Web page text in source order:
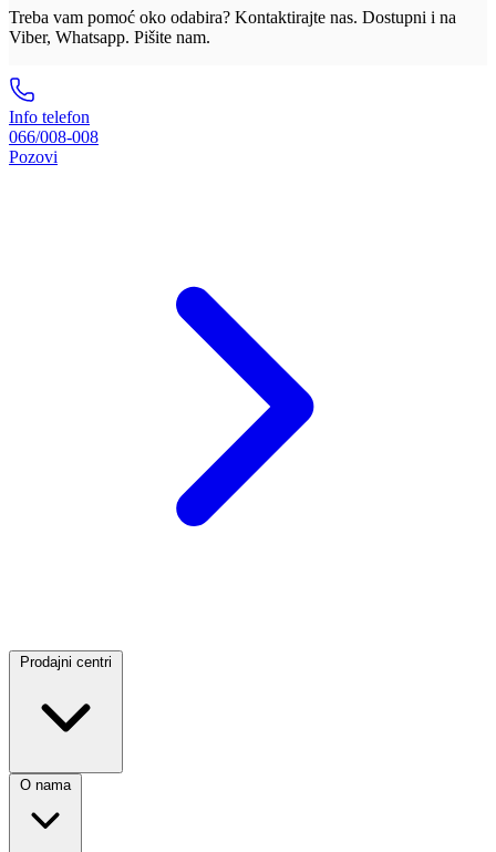
Treba vam pomoć oko odabira? Kontaktirajte nas. Dostupni i na
Viber, Whatsapp. Pišite nam.
Info telefon
066/008-008
Pozovi
Prodajni centri
O nama